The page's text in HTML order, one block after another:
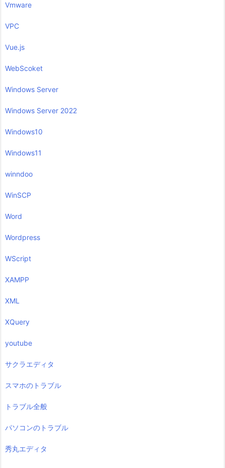
Vmware
VPC
Vue.js
WebScoket
Windows Server
Windows Server 2022
Windows10
Windows11
winndoo
WinSCP
Word
Wordpress
WScript
XAMPP
XML
XQuery
youtube
サクラエディタ
スマホのトラブル
トラブル全般
パソコンのトラブル
秀丸エディタ